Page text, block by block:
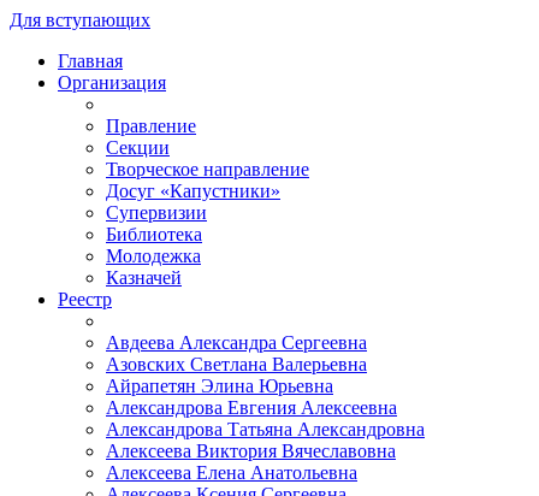
Для вступающих
Главная
Организация
Правление
Секции
Творческое направление
Досуг «Капустники»
Супервизии
Библиотека
Молодежка
Казначей
Реестр
Авдеева Александра Сергеевна
Азовских Светлана Валерьевна
Айрапетян Элина Юрьевна
Александрова Евгения Алексеевна
Александрова Татьяна Александровна
Алексеева Виктория Вячеславовна
Алексеева Елена Анатольевна